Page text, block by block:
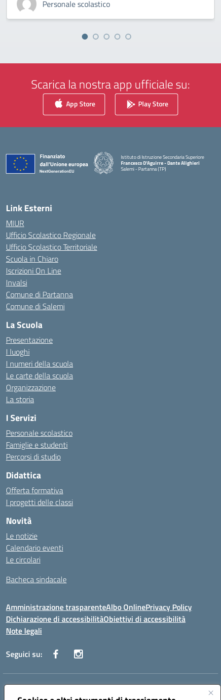
Personale scolastico
Scarica la nostra app ufficiale su:
App Store Play Store
Istituto di Istruzione Secondaria Superiore
Francesco D'Aguirre - Dante Alighieri
Salemi - Partanna (TP)
Link Esterni
MIUR
Ufficio Scolastico Regionale
Ufficio Scolastico Territoriale
Scuola in Chiaro
Iscrizioni On Line
Invalsi
Comune di Partanna
Comune di Salemi
La Scuola
Presentazione
I luoghi
I numeri della scuola
Le carte della scuola
Organizzazione
La storia
I Servizi
Personale scolastico
Famiglie e studenti
Percorsi di studio
Didattica
Offerta formativa
I progetti delle classi
Novità
Le notizie
Calendario eventi
Le circolari
Bacheca sindacale
Amministrazione trasparenteAlbo OnlinePrivacy Policy
Dichiarazione di accessibilitàObiettivi di accessibilità
Note legali
Seguici su:
Indirizzo: